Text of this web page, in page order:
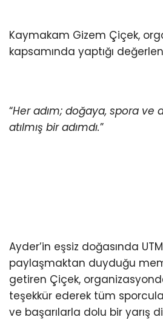
Kaymakam Gizem Çiçek,
kapsamında yaptığı
“Her adım; doğaya, spora ve
atılmış bir adımdı.”
Ayder’in eşsiz doğasında
paylaşmaktan duyduğu
getiren Çiçek,
teşekkür ederek tüm
ve başarılarla dolu bir yarış